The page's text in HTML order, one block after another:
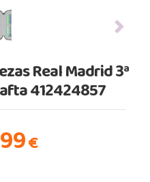
Next
Real Madrid 3ª
412424857
99€